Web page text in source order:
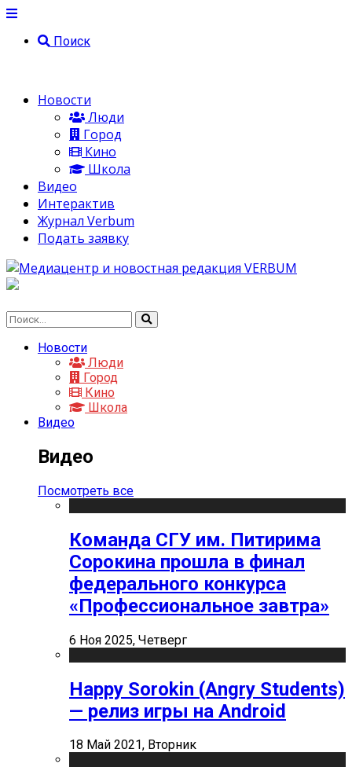
Поиск
Новости
Люди
Город
Кино
Школа
Видео
Интерактив
Журнал Verbum
Подать заявку
Новости
Люди
Город
Кино
Школа
Видео
Видео
Посмотреть все
Команда СГУ им. Питирима
Сорокина прошла в финал
федерального конкурса
«Профессиональное завтра»
6 Ноя 2025, Четверг
Happy Sorokin (Angry Students)
— релиз игры на Android
18 Май 2021, Вторник